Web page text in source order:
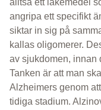
alltså ett läkemedel
angripa ett specifikt
siktar in sig på
kallas oligomerer.
av sjukdomen, innan
Tanken är att man
Alzheimers genom
tidiga stadium.